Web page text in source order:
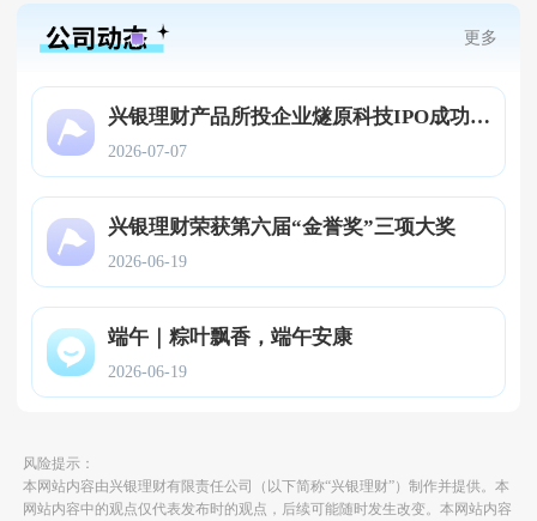
更多
兴银理财产品所投企业燧原科技IPO成功过会
2026-07-07
兴银理财荣获第六届“金誉奖”三项大奖
2026-06-19
端午｜粽叶飘香，端午安康
2026-06-19
风险提示：
本网站内容由兴银理财有限责任公司（以下简称“兴银理财”）制作并提供。本
网站内容中的观点仅代表发布时的观点，后续可能随时发生改变。本网站内容